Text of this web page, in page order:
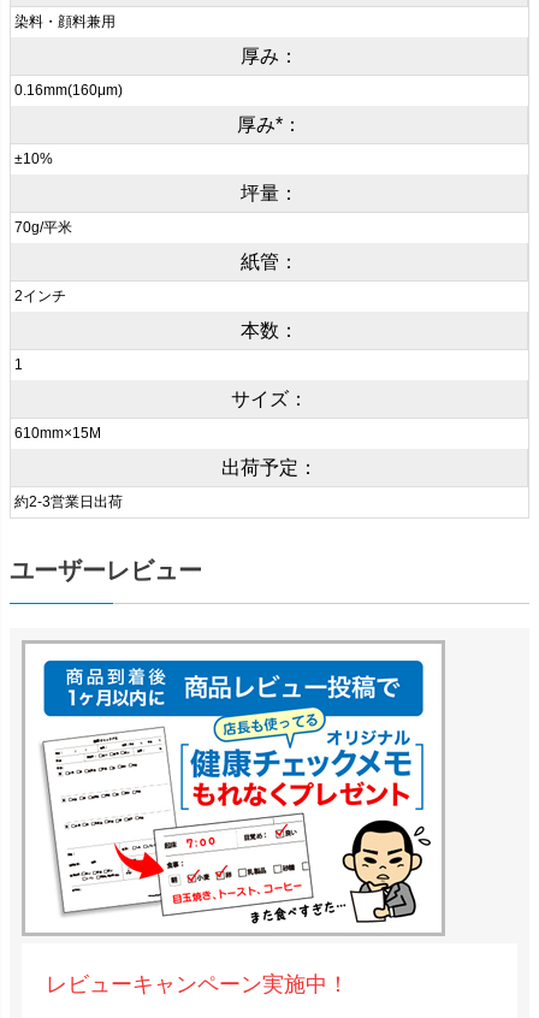
染料・顔料兼用
厚み：
0.16mm(160μm)
厚み*：
±10%
坪量：
70g/平米
紙管：
2インチ
本数：
1
サイズ：
610mm×15M
出荷予定：
約2-3営業日出荷
ユーザーレビュー
レビューキャンペーン実施中！